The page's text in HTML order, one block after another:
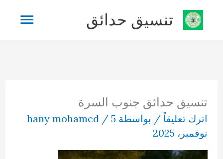
تخطي
المحتوى
تنسيق حدائق
تنسيق حدائق جنوب السرة
اترك تعليقاً / بواسطة hany mohamed /5
نوفمبر، 2025